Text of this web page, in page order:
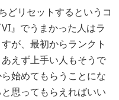
どリセットするというコ
』でうまかった人はラ
が、最初からランクト
えず上手い人もそうで
始めてもらうことにな
思ってもらえればいい